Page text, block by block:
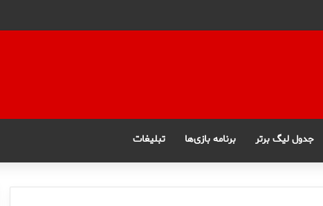
جدول لیگ برتر برنامه بازی‌ها تبلیغات